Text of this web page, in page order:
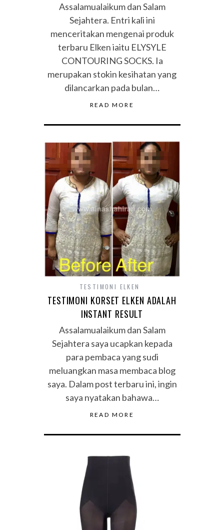
Assalamualaikum dan Salam
Sejahtera. Entri kali ini
menceritakan mengenai produk
terbaru Elken iaitu ELYSYLE
CONTOURING SOCKS. Ia
merupakan stokin kesihatan yang
dilancarkan pada bulan…
READ MORE
TESTIMONI ELKEN
TESTIMONI KORSET ELKEN ADALAH
INSTANT RESULT
Assalamualaikum dan Salam
Sejahtera saya ucapkan kepada
para pembaca yang sudi
meluangkan masa membaca blog
saya. Dalam post terbaru ini, ingin
saya nyatakan bahawa…
READ MORE